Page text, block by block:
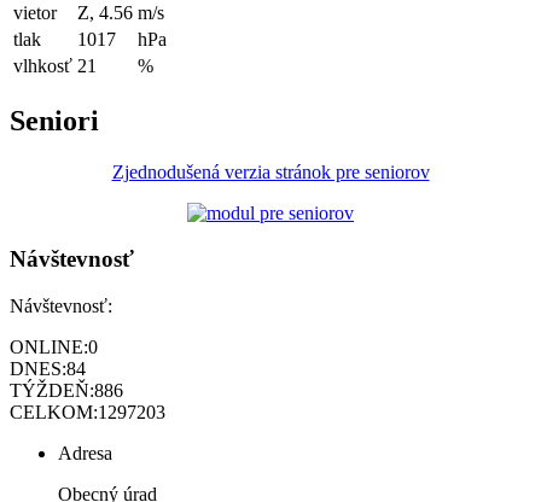
vietor
Z, 4.56 m/s
tlak
1017
hPa
vlhkosť 21 %
Seniori
Zjednodušená verzia stránok pre seniorov
Návštevnosť
Návštevnosť:
ONLINE:0
DNES:84
TÝŽDEŇ:886
CELKOM:1297203
Adresa
Obecný úrad